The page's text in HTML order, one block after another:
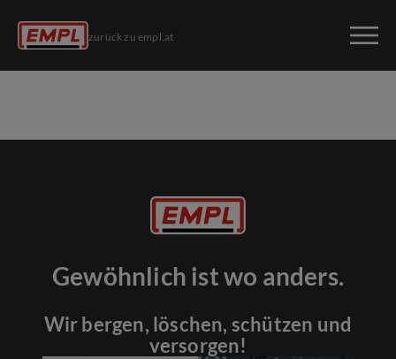
zurück zu empl.at
Gewöhnlich ist wo anders.
Wir bergen, löschen, schützen und
versorgen!